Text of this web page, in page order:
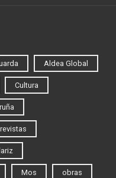
Aldea Global
Cultura
Mos obras